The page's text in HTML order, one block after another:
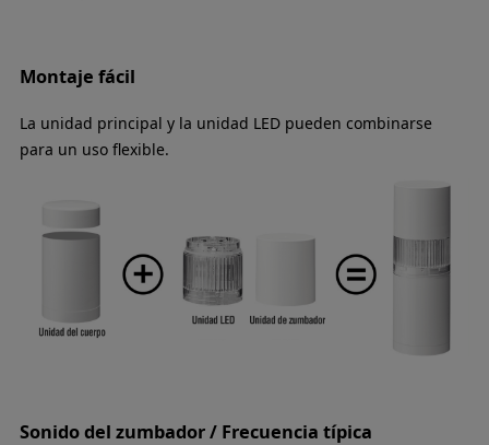
Montaje fácil
La unidad principal y la unidad LED pueden combinarse
para un uso flexible.
Sonido del zumbador / Frecuencia típica